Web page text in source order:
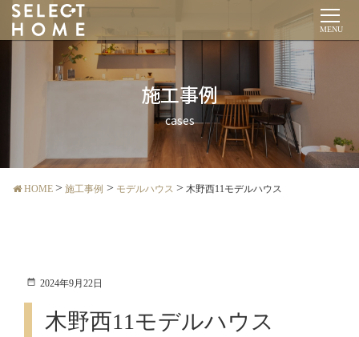
MENU
施工事例
cases
HOME 施工事例 モデルハウス 木野西11モデルハウス
2024年9月22日
木野西11モデルハウス